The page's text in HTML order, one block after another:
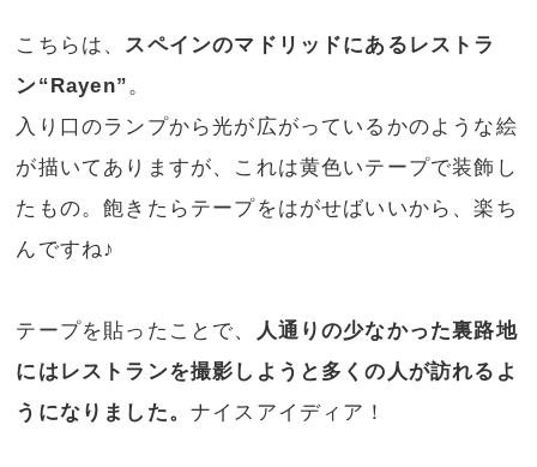
こちらは、 スペインのマドリッドにあるレストラ
ン“Rayen”。
入り口のランプから光が広がっているかのような絵
が描いてありますが、これは黄色いテープで装飾し
たもの。飽きたらテープをはがせばいいから、楽ち
んですね♪
テープを貼ったことで、
人通りの少なかった裏路地
にはレストランを撮影しようと多くの人が訪れるよ
うになりました。 ナイスアイディア！